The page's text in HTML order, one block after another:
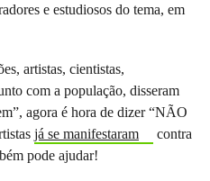
e estudiosos do tema, em
artistas, cientistas,
com a população, disseram
agora é hora de dizer “NÃO
já se manifestaram
contra
pode ajudar!